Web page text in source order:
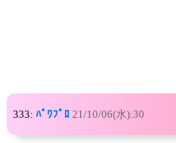
333: ﾊﾟﾜﾌﾟﾛ 21/10/06(水):30